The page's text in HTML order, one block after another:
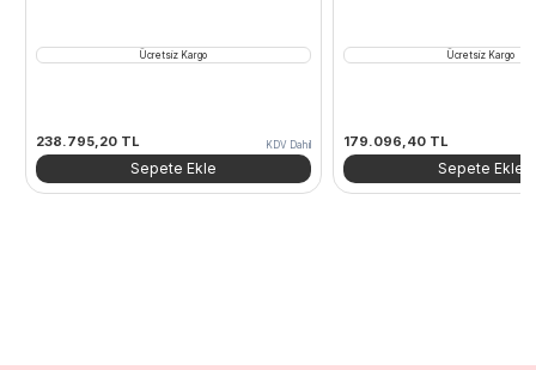
Ücretsiz Kargo
238.795,20 TL KDV Dahil
Sepete Ekle
Ücretsiz Kargo
179.096,40 TL
Sepete Ekle